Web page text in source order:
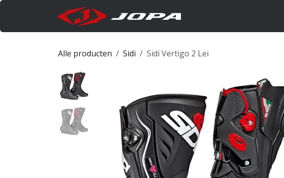
Overslaan naar inhoud
Alle producten Sidi Sidi Vertigo 2 Lei